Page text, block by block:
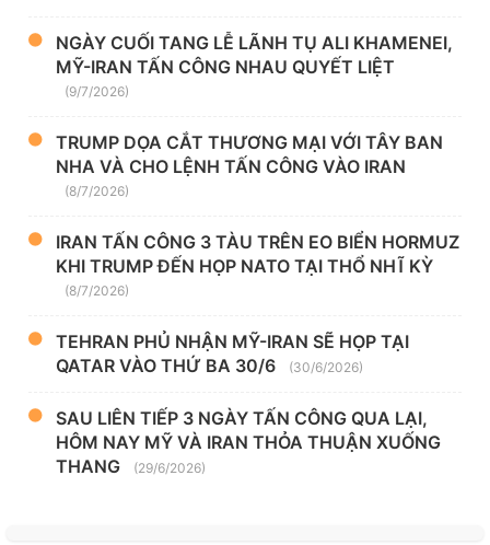
NGÀY CUỐI TANG LỄ LÃNH TỤ ALI KHAMENEI,
MỸ-IRAN TẤN CÔNG NHAU QUYẾT LIỆT
(9/7/2026)
TRUMP DỌA CẮT THƯƠNG MẠI VỚI TÂY BAN
NHA VÀ CHO LỆNH TẤN CÔNG VÀO IRAN
(8/7/2026)
IRAN TẤN CÔNG 3 TÀU TRÊN EO BIỂN HORMUZ
KHI TRUMP ĐẾN HỌP NATO TẠI THỔ NHĨ KỲ
(8/7/2026)
TEHRAN PHỦ NHẬN MỸ-IRAN SẼ HỌP TẠI
QATAR VÀO THỨ BA 30/6
(30/6/2026)
SAU LIÊN TIẾP 3 NGÀY TẤN CÔNG QUA LẠI,
HÔM NAY MỸ VÀ IRAN THỎA THUẬN XUỐNG
THANG
(29/6/2026)